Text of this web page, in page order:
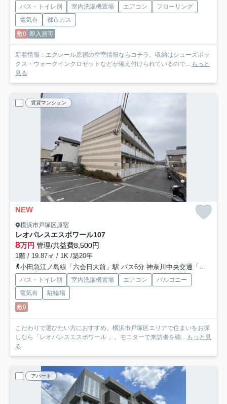
バス・トイレ別 室内洗濯機置場 エアコン
フローリング
電気有
都市ガス
敷0 即入居可
新着情報：エクレール原宿の空室情報ならコチラ。収納はシューズボッ
クス・ウォークインクロゼットなどが備え付けられているので...
もっと
見る
賃貸マンション
NEW
横浜市戸塚区原宿
レオパレスエスポワール107
8万円 管理/共益費8,500円
1階 / 19.87㎡ / 1K /築20年
小田急江ノ島線「六会日大前」駅 バス6分 神奈川中央交通「福泉寺〔戸塚区〕」 停歩14分
バス・トイレ別 室内洗濯機置場 エアコン
バルコニー
電気有
駐輪場
敷0
こだわりで選びたい方におすすめ。横浜市戸塚区エリアで住まいをお探
しなら「レオパレスエスポワール 」。モニターで来訪者を確...
もっと見
る
アパート